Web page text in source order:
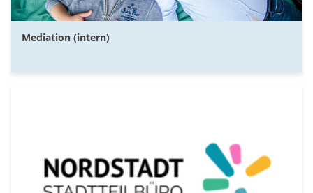
Mediation (intern)